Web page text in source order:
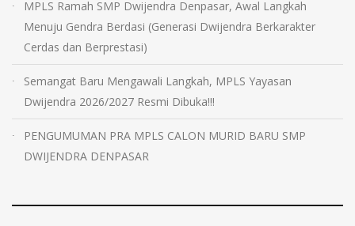
MPLS Ramah SMP Dwijendra Denpasar, Awal Langkah
Menuju Gendra Berdasi (Generasi Dwijendra Berkarakter
Cerdas dan Berprestasi)
Semangat Baru Mengawali Langkah, MPLS Yayasan
Dwijendra 2026/2027 Resmi Dibuka!!!
PENGUMUMAN PRA MPLS CALON MURID BARU SMP
DWIJENDRA DENPASAR